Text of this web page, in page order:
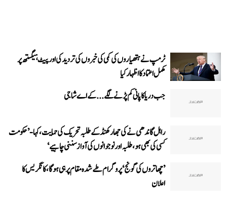
ٹرمپ نے ہتھیاروں کی کمی کی خبروں کی تردید کی اور پیٹ ہیگستھ پر
مکمل اعتماد کا اظہار کیا
جب دریا کا پانی کم پڑنے لگے...کے اے شاجی
راہل گاندھی نے کی جھارکھنڈ کے طلبہ تحریک کی حمایت، کہا- ’حکومت
کسی کی بھی ہو، طلبہ اور نوجوانوں کی آواز سننی چاہیے‘
’چھاتروں کی گونج‘ پروگرام طے شدہ مقام پر ہی ہوگا، کانگریس کا
اعلان